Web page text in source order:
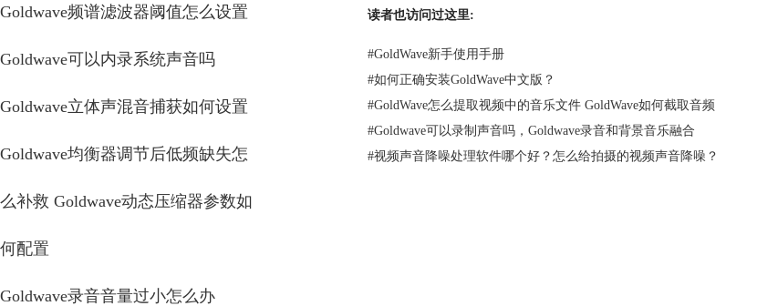
Goldwave频谱滤波器阈值怎么设置
Goldwave可以内录系统声音吗
Goldwave立体声混音捕获如何设置
Goldwave均衡器调节后低频缺失怎
么补救 Goldwave动态压缩器参数如
何配置
Goldwave录音音量过小怎么办
读者也访问过这里:
#GoldWave新手使用手册
#如何正确安装GoldWave中文版？
#GoldWave怎么提取视频中的音乐文件 GoldWave如何截取音频
#Goldwave可以录制声音吗，Goldwave录音和背景音乐融合
#视频声音降噪处理软件哪个好？怎么给拍摄的视频声音降噪？